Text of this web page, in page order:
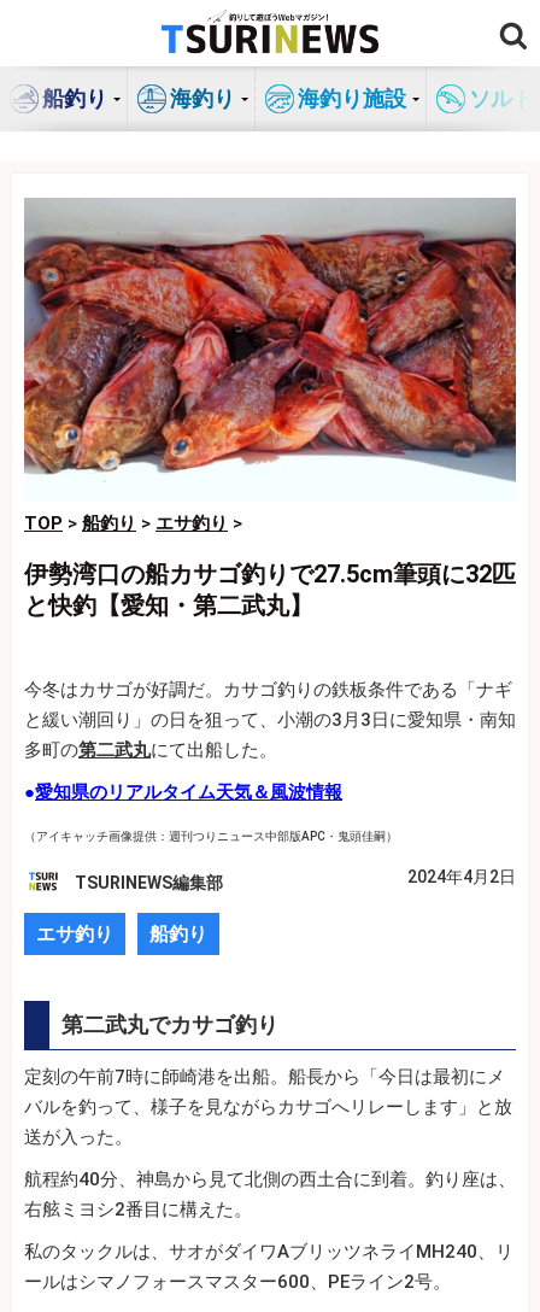
ン
船釣り 海釣り 海釣り施設 ソル
TOP > 船釣り > エサ釣り >
伊勢湾口の船カサゴ釣りで27.5cm筆頭に32匹
と快釣【愛知・第二武丸】
今冬はカサゴが好調だ。カサゴ釣りの鉄板条件である「ナギ
と緩い潮回り」の日を狙って、小潮の3月3日に愛知県・南知
多町の第二武丸にて出船した。
●愛知県のリアルタイム天気＆風波情報
（アイキャッチ画像提供：週刊つりニュース中部版APC・鬼頭佳嗣）
TSURINEWS編集部 2024年4月2日
エサ釣り 船釣り
第二武丸でカサゴ釣り
定刻の午前7時に師崎港を出船。船長から「今日は最初にメ
バルを釣って、様子を見ながらカサゴへリレーします」と放
送が入った。
航程約40分、神島から見て北側の西土合に到着。釣り座は、
右舷ミヨシ2番目に構えた。
私のタックルは、サオがダイワAブリッツネライMH240、リ
ールはシマノフォースマスター600、PEライン2号。